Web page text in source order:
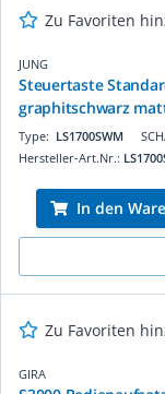
Zu Favoriten
JUNG
Steuertaste
graphitschwarz
Type: LS1700SWM
Hersteller-Art.Nr.:
In den
Zu Favoriten
GIRA